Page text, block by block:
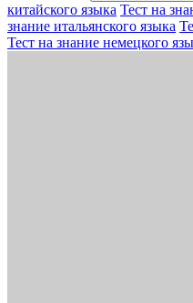
китайского языка Тест на
знание итальянского языка
Тест на знание немецкого